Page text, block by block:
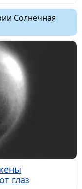
Солнечная
глаз